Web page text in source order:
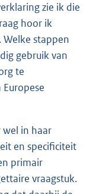
zie ik die
hoor ik
stappen
gebruik van
te
wel in haar
en specificiteit
primair
vraagstuk.